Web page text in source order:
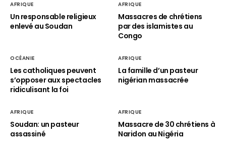
AFRIQUE
Un responsable religieux
enlevé au Soudan
AFRIQUE
Massacres de chrétiens
par des islamistes au
Congo
OCÉANIE
Les catholiques peuvent
s’opposer aux spectacles
ridiculisant la foi
AFRIQUE
La famille d’un pasteur
nigérian massacrée
AFRIQUE
Soudan: un pasteur
assassiné
AFRIQUE
Massacre de 30 chrétiens à
Naridon au Nigéria